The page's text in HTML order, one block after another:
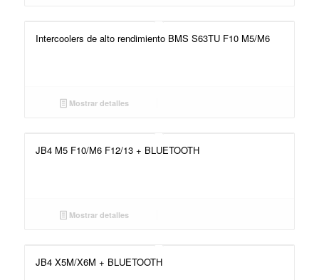
Intercoolers de alto rendimiento BMS S63TU F10 M5/M6
Mostrar detalles
JB4 M5 F10/M6 F12/13 + BLUETOOTH
Mostrar detalles
JB4 X5M/X6M + BLUETOOTH